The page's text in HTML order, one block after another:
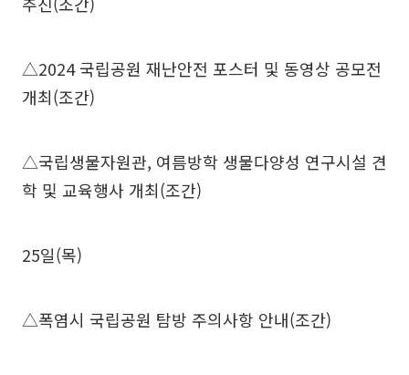
△2024 국립공원 재난안전 포스터 및 동영상 공모전
개최(조간)
△국립생물자원관, 여름방학 생물다양성 연구시설 견
학 및 교육행사 개최(조간)
25일(목)
△폭염시 국립공원 탐방 주의사항 안내(조간)